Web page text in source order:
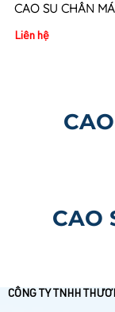
CAO SU CHỐNG
HÌNH TRÒN
CAO
CÔNG TY TNHH